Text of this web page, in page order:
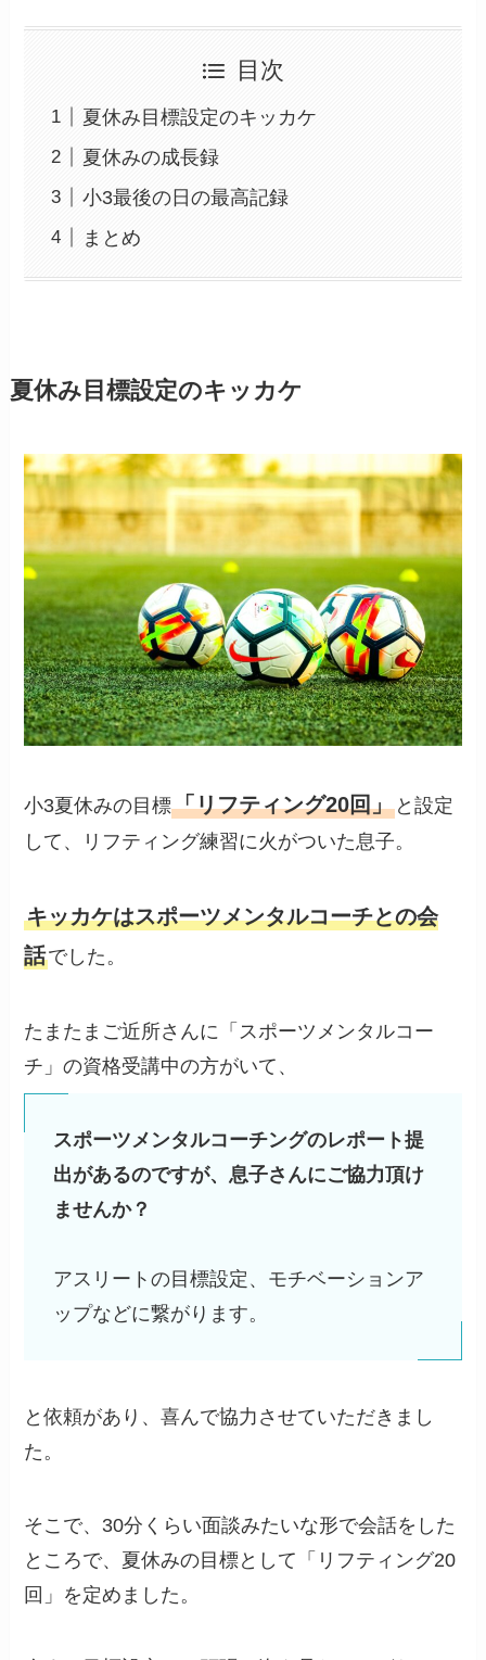
目次
夏休み目標設定のキッカケ
夏休みの成長録
小3最後の日の最高記録
まとめ
夏休み目標設定のキッカケ
小3夏休みの目標「リフティング20回」 と設定
して、リフティング練習に火がついた息子。
キッカケはスポーツメンタルコーチとの会
話でした。
たまたまご近所さんに「スポーツメンタルコー
チ」の資格受講中の方がいて、
スポーツメンタルコーチングのレポート提
出があるのですが、息子さんにご協力頂け
ませんか？
アスリートの目標設定、モチベーションア
ップなどに繋がります。
と依頼があり、喜んで協力させていただきまし
た。
そこで、30分くらい面談みたいな形で会話をした
ところで、夏休みの目標として「リフティング20
回」を定めました。